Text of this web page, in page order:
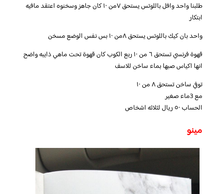
طلبنا واحد وافل باللوتس يستحق ٧من ١٠ كان جاهز وسخنوه اعتقد مافيه
ابتكار
واحد بان كيك باللوتس يستحق ٨من ١٠ بس نفس الوضع مسخن
قهوة فرنسي تستحق ٦ من ١٠ ربع الكوب كان قهوة تحت ماهي ذايبه واضح
انها اكياس صبها بماء ساخن للاسف
توفي ساخن تستحق ٨ من ١٠
مع 3ماء صغير
الحساب ٥٠ ريال لثلاثه اشخاص
مينو